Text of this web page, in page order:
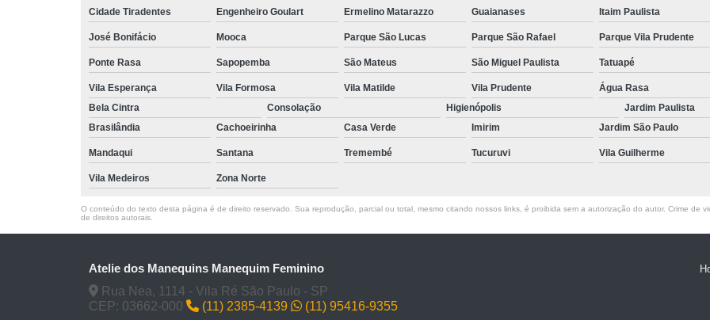
Manequim Feminino
Manequim Feminino para
Manequim Feminino
Manequim
Manequim Infantil
Manequim Infantil
Manequim Infantil para
Manequim Infantil sem
Cidade Tiradentes Engenheiro Goulart Ermelino Matarazzo Guaianases Itaim Paulista
José Bonifácio Mooca Parque São Lucas Parque São Rafael Parque Vila Prudente
Ponte Rasa Sapopemba São Mateus São Miguel Paulista Tatuapé
Vila Esperança Vila Formosa Vila Matilde Vila Prudente
Água Rasa
Bela Cintra
Consolação Higienópolis Jardim Paulista
Brasilândia
Cachoeirinha Casa Verde Imirim Jardim São Paulo
Mandaqui Santana Tremembé Tucuruvi Vila Guilherme
Vila Medeiros Zona Norte
O conteúdo do texto desta página é de direito reservado. Sua reprodução, parcial ou total, mesmo citando nossos links, é proibida sem a autorização do autor. Crime de
de direitos autorais
Atelie dos Manequins Manequim Feminino
Rua Nea, 1114 - Vila Ré São Paulo - SP
CEP: 03662-000
(11) 2385-4139 (11) 95416-9355